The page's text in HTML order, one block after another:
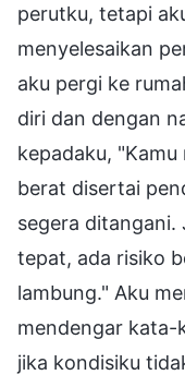
perutku, tetapi
menyelesaikan
aku pergi ke
diri dan dengan
kepadaku,
berat disertai
segera
tepat, ada risiko
lambung." Aku
mendengar
jika kondisiku